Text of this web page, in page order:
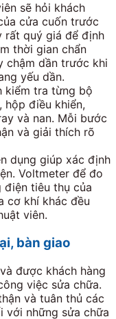
sẽ hỏi khách
cửa cuốn trước
rất quý giá để định
thời gian chẩn
chậm dần trước khi
yếu dần.
kiểm tra từng bộ
hộp điều khiển,
và nan. Mỗi bước
và giải thích rõ
dụng giúp xác định
Voltmeter để đo
điện tiêu thụ của
cơ khí khác đều
viên.
bàn giao
được khách hàng
việc sửa chữa.
và tuân thủ các
với những sửa chữa